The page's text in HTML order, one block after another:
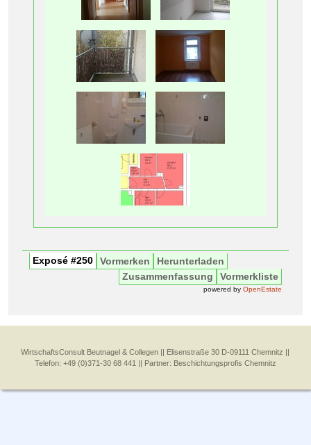
Exposé #250 Vormerken
Herunterladen
Vormerkliste
Zusammenfassung
powered by OpenEstate
WirtschaftsConsult Beutnagel & Collegen || Elisenstraße 30 D-09111 Chemnitz ||
Telefon: +49 (0)371-30 68 441 || Partner: Beschichtungsprofis Chemnitz